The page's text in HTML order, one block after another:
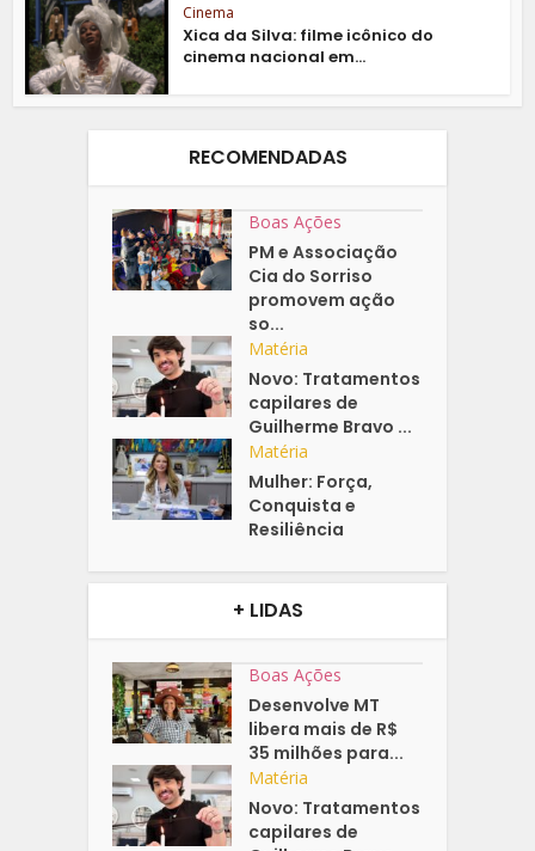
Cinema
Xica da Silva: filme icônico do
cinema nacional em...
RECOMENDADAS
Boas Ações
PM e Associação
Cia do Sorriso
promovem ação
so...
Matéria
Novo: Tratamentos
capilares de
Guilherme Bravo ...
Matéria
Mulher: Força,
Conquista e
Resiliência
+ LIDAS
Boas Ações
Desenvolve MT
libera mais de R$
35 milhões para...
Matéria
Novo: Tratamentos
capilares de